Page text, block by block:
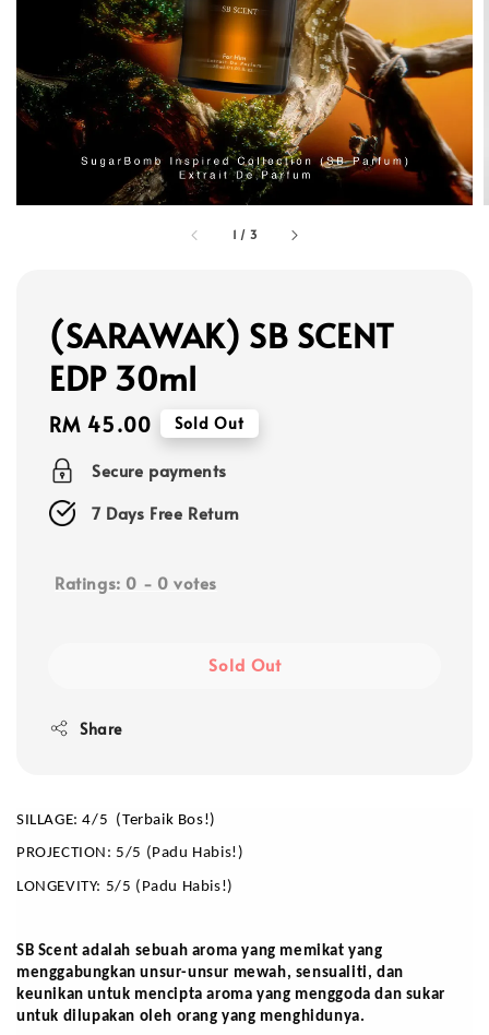
1 / 3
(SARAWAK) SB SCENT
EDP 30ml
Regular
price
RM 45.00 Sold Out
Secure payments
7 Days Free Return
Ratings: 0 - 0 votes
Sold Out
Share
SILLAGE: 4/5  (Terbaik Bos!)
PROJECTION: 5/5 (Padu Habis!)
LONGEVITY: 5/5 (Padu Habis!)
SB Scent adalah sebuah aroma yang memikat yang
menggabungkan unsur-unsur mewah, sensualiti, dan
keunikan untuk mencipta aroma yang menggoda dan sukar
untuk dilupakan oleh orang yang menghidunya.